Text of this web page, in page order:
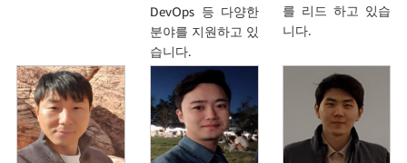
DevOps 등 다양한
분야를 지원하고 있
습니다.
를 리드 하고 있습
니다.